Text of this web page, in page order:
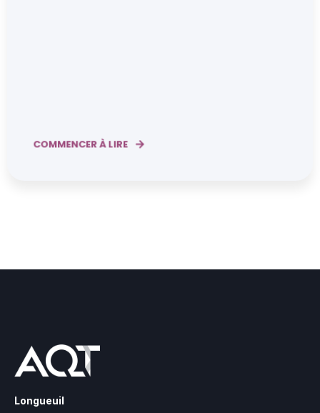
COMMENCER À LIRE
Longueuil